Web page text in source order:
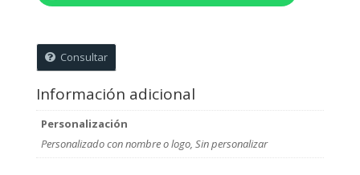
Kit
6
unidadesConsultar
Información adicional
Personalización
Personalizado con nombre o logo, Sin personalizar